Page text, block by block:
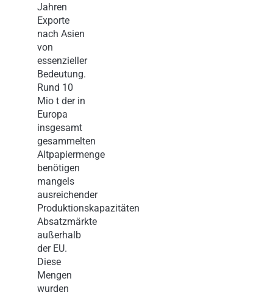
Jahren
Exporte
nach Asien
von
essenzieller
Bedeutung.
Rund 10
Mio t der in
Europa
insgesamt
gesammelten
Altpapiermenge
benötigen
mangels
ausreichender
Produktionskapazitäten
Absatzmärkte
außerhalb
der EU.
Diese
Mengen
wurden